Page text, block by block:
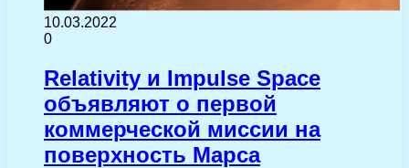
10.03.2022
0
Relativity и Impulse Space
объявляют о первой
коммерческой миссии на
поверхность Марса